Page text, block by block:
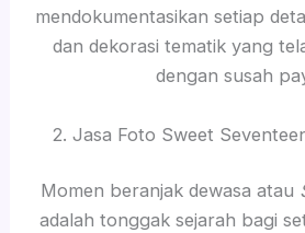
mendokumentasikan setiap
dan dekorasi tematik yang
dengan susah
2. Jasa Foto Sweet
Momen beranjak dewasa atau
adalah tonggak sejarah bagi